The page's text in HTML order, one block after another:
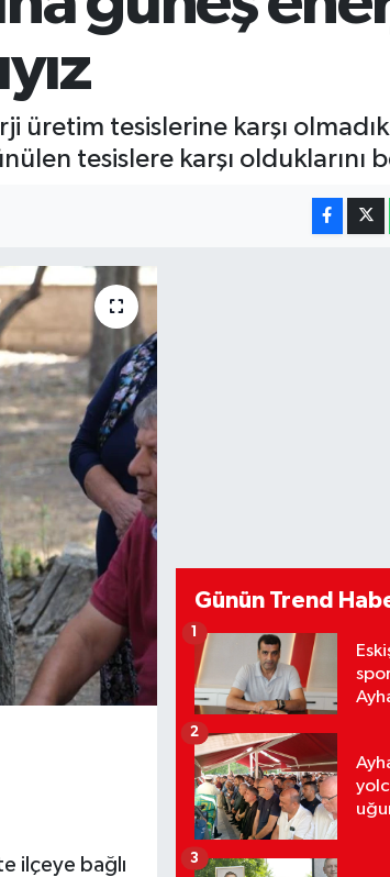
üretim tesislerine karşı
tesislere karşı olduklarını
ilçeye bağlı
Günün Trend
2
3